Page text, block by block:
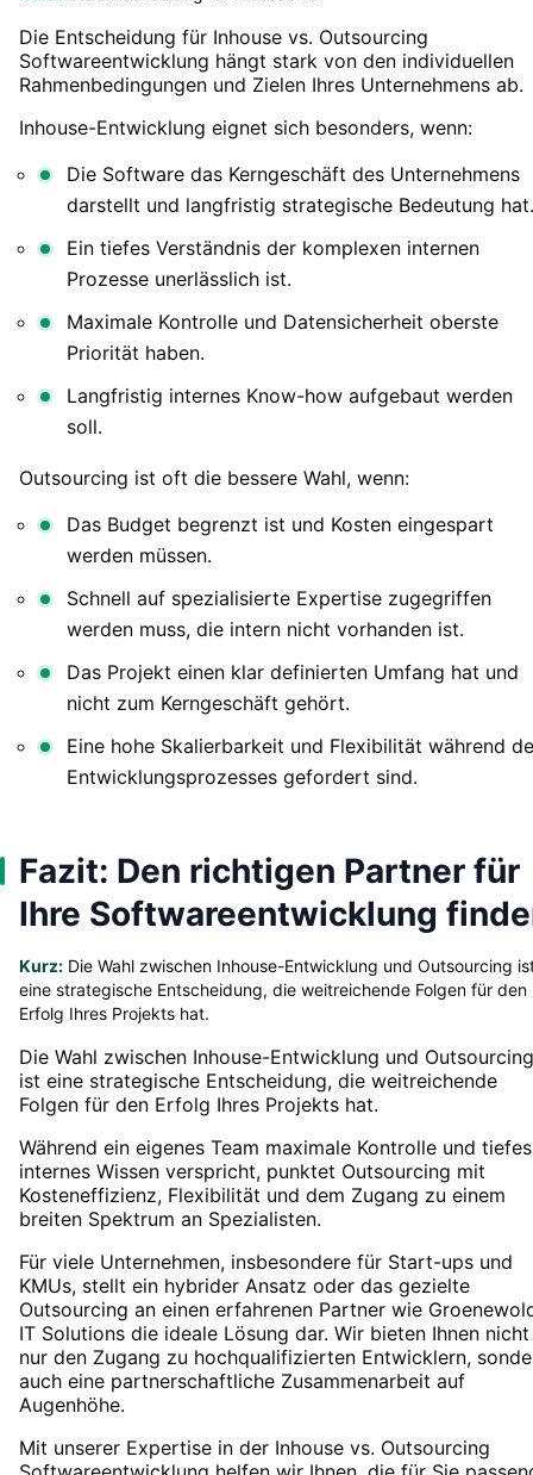
Die Entscheidung für Inhouse vs. Outsourcing
Softwareentwicklung hängt stark von den individuellen
Rahmenbedingungen und Zielen Ihres Unternehmens ab.
Inhouse-Entwicklung eignet sich besonders, wenn:
Die Software das Kerngeschäft des Unternehmens
darstellt und langfristig strategische Bedeutung hat.
Ein tiefes Verständnis der komplexen internen
Prozesse unerlässlich ist.
Maximale Kontrolle und Datensicherheit oberste
Priorität haben.
Langfristig internes Know-how aufgebaut werden
soll.
Outsourcing ist oft die bessere Wahl, wenn:
Das Budget begrenzt ist und Kosten eingespart
werden müssen.
Schnell auf spezialisierte Expertise zugegriffen
werden muss, die intern nicht vorhanden ist.
Das Projekt einen klar definierten Umfang hat und
nicht zum Kerngeschäft gehört.
Eine hohe Skalierbarkeit und Flexibilität während
Entwicklungsprozesses gefordert sind.
Fazit: Den richtigen Partner für
Ihre Softwareentwicklung
Kurz: Die Wahl zwischen Inhouse-Entwicklung und Outsourcing
eine strategische Entscheidung, die weitreichende Folgen für den
Erfolg Ihres Projekts hat.
Die Wahl zwischen Inhouse-Entwicklung und Outsourcing
ist eine strategische Entscheidung, die weitreichende
Folgen für den Erfolg Ihres Projekts hat.
Während ein eigenes Team maximale Kontrolle und tiefes
internes Wissen verspricht, punktet Outsourcing mit
Kosteneffizienz, Flexibilität und dem Zugang zu einem
breiten Spektrum an Spezialisten.
Für viele Unternehmen, insbesondere für Start-ups und
KMUs, stellt ein hybrider Ansatz oder das gezielte
Outsourcing an einen erfahrenen Partner wie
IT Solutions die ideale Lösung dar. Wir bieten Ihnen nicht
nur den Zugang zu hochqualifizierten Entwicklern,
auch eine partnerschaftliche Zusammenarbeit auf
Augenhöhe.
Mit unserer Expertise in der Inhouse vs. Outsourcing